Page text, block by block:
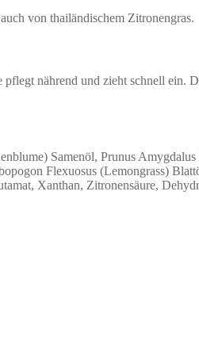
von thailändischem Zitronengras.
nährend und zieht schnell ein.
Samenöl, Prunus
Flexuosus (Lemongrass)
Xanthan, Zitronensäure,